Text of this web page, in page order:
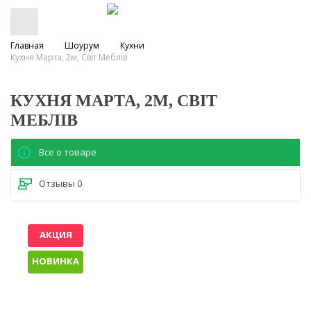
Главная Шоурум
Кухни
Кухня Марта, 2м, Світ Меблів
КУХНЯ МАРТА, 2М, СВІТ
МЕБЛІВ
Все о товаре
Отзывы 0
АКЦИЯ
НОВИНКА